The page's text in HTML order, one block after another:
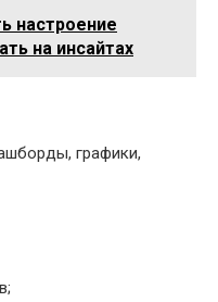
настроение
на инсайтах
графики,